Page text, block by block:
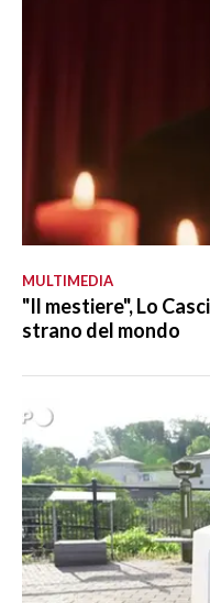
MULTIMEDIA
"Il mestiere", Lo
strano del mondo